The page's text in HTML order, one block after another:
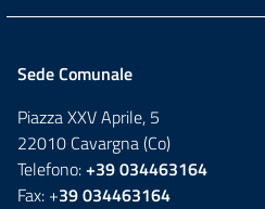
Sede Comunale
Piazza XXV Aprile, 5
22010 Cavargna (Co)
Telefono:+39 034463164
Fax: +39 034463164